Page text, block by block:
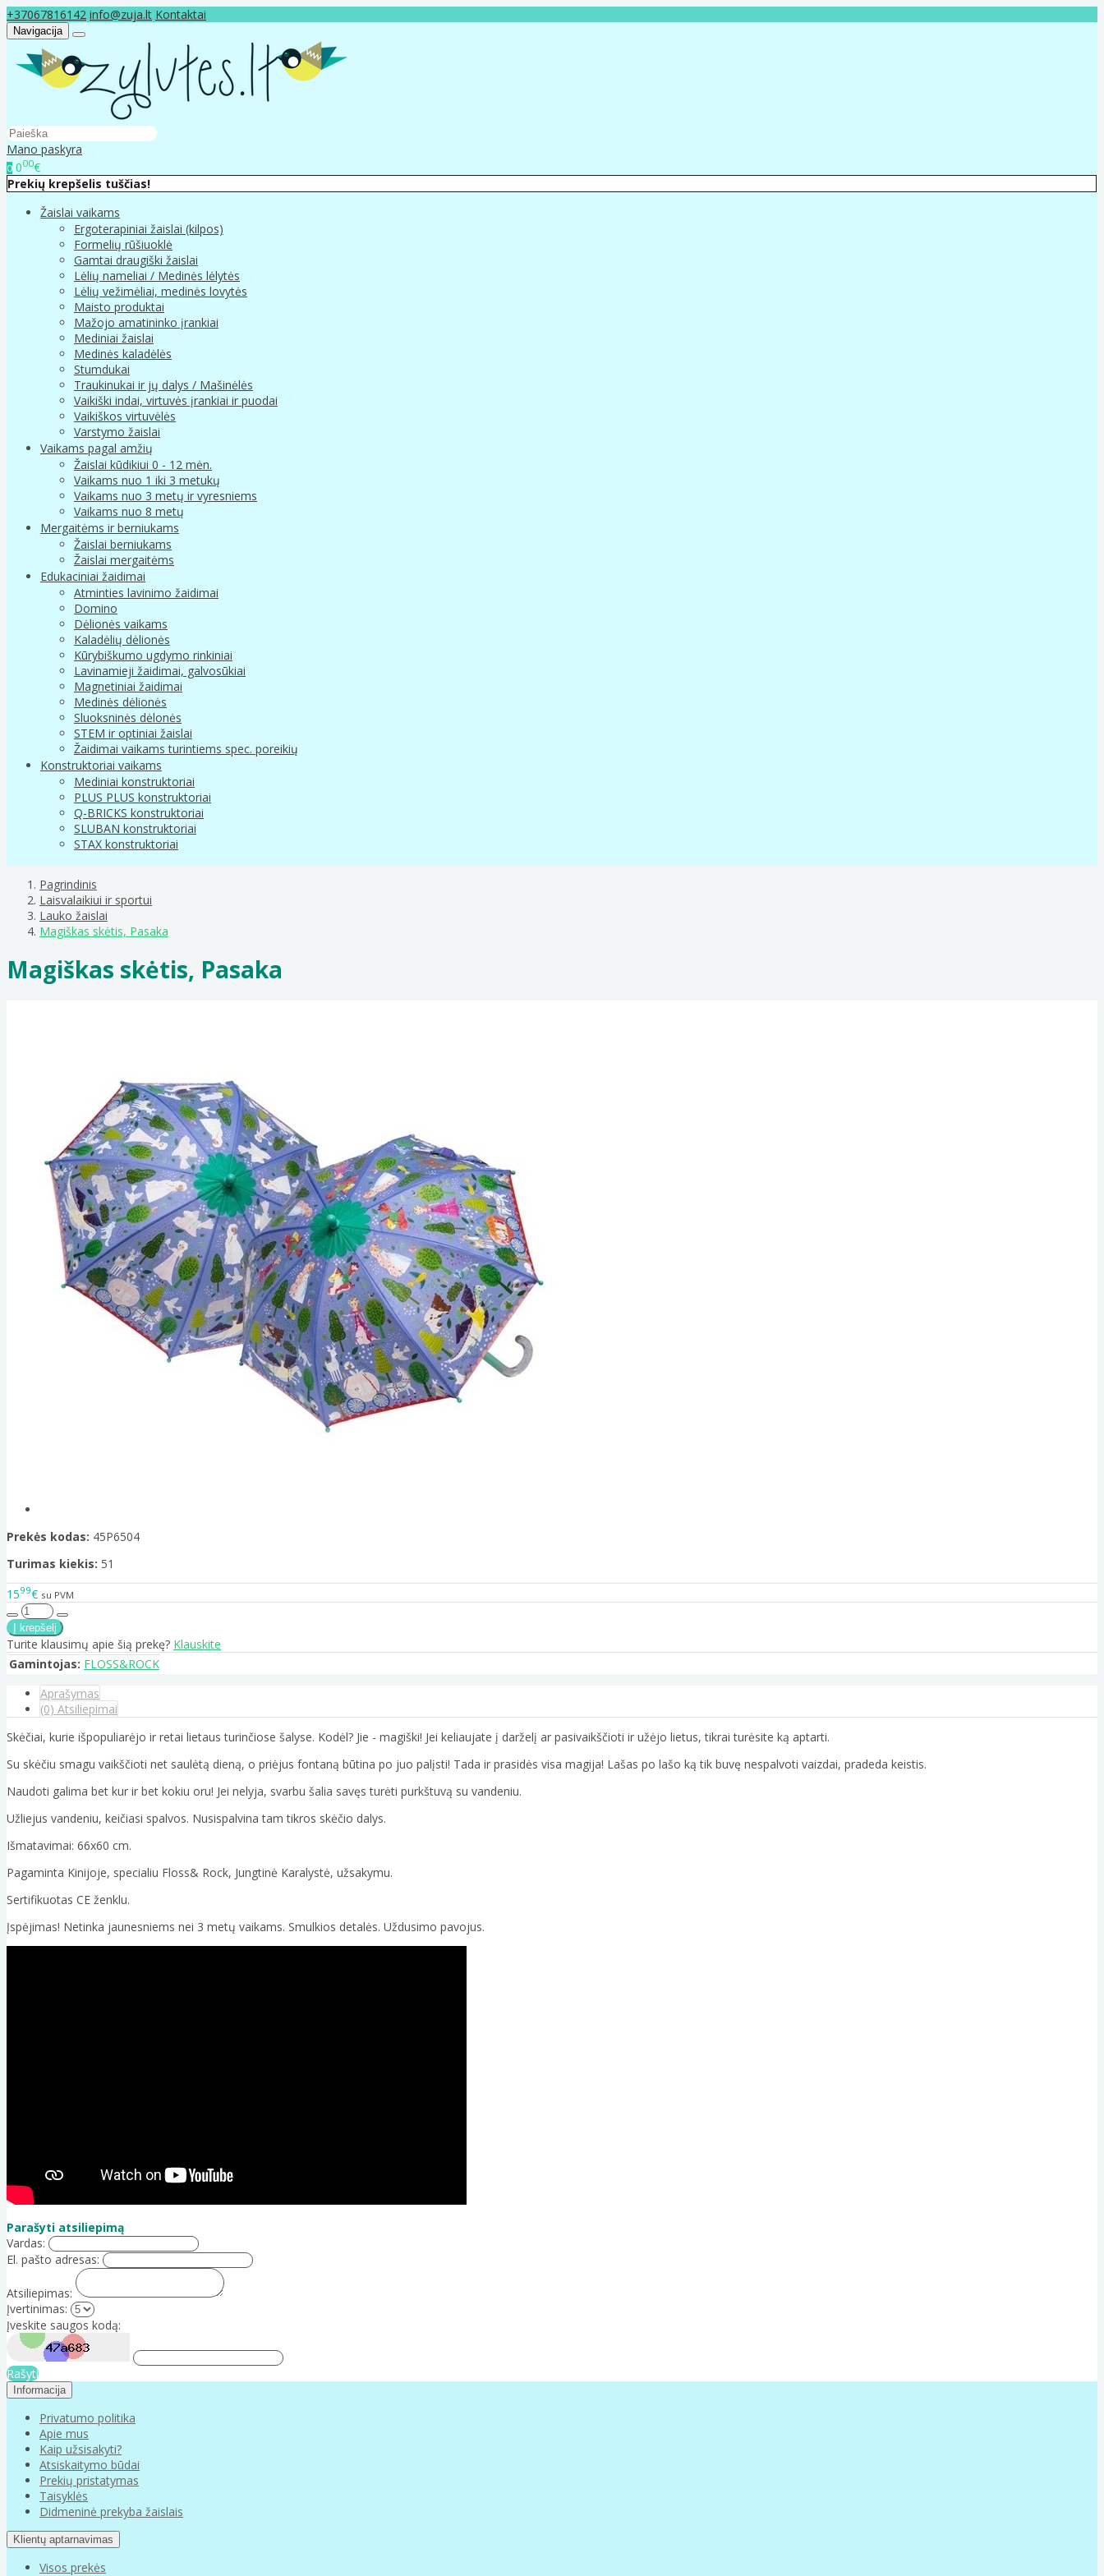
+37067816142 info@zuja.lt Kontaktai
Navigacija
Mano paskyra
0 000€
Prekių krepšelis tuščias!
Žaislai vaikams
Ergoterapiniai žaislai (kilpos)
Formelių rūšiuoklė
Gamtai draugiški žaislai
Lėlių nameliai / Medinės lėlytės
Lėlių vežimėliai, medinės lovytės
Maisto produktai
Mažojo amatininko įrankiai
Mediniai žaislai
Medinės kaladėlės
Stumdukai
Traukinukai ir jų dalys / Mašinėlės
Vaikiški indai, virtuvės įrankiai ir puodai
Vaikiškos virtuvėlės
Varstymo žaislai
Vaikams pagal amžių
Žaislai kūdikiui 0 - 12 mėn.
Vaikams nuo 1 iki 3 metukų
Vaikams nuo 3 metų ir vyresniems
Vaikams nuo 8 metų
Mergaitėms ir berniukams
Žaislai berniukams
Žaislai mergaitėms
Edukaciniai žaidimai
Atminties lavinimo žaidimai
Domino
Dėlionės vaikams
Kaladėlių dėlionės
Kūrybiškumo ugdymo rinkiniai
Lavinamieji žaidimai, galvosūkiai
Magnetiniai žaidimai
Medinės dėlionės
Sluoksninės dėlonės
STEM ir optiniai žaislai
Žaidimai vaikams turintiems spec. poreikių
Konstruktoriai vaikams
Mediniai konstruktoriai
PLUS PLUS konstruktoriai
Q-BRICKS konstruktoriai
SLUBAN konstruktoriai
STAX konstruktoriai
Pagrindinis
Laisvalaikiui ir sportui
Lauko žaislai
Magiškas skėtis, Pasaka
Magiškas skėtis, Pasaka
Prekės kodas: 45P6504
Turimas kiekis: 51
1599€ su PVM
Turite klausimų apie šią prekę? Klauskite
Gamintojas: FLOSS&ROCK
Aprašymas
(0) Atsiliepimai
Skėčiai, kurie išpopuliarėjo ir retai lietaus turinčiose šalyse. Kodėl? Jie - magiški! Jei keliaujate į darželį ar pasivaikščioti ir užėjo lietus, tikrai turėsite ką aptarti.
Su skėčiu smagu vaikščioti net saulėtą dieną, o priėjus fontaną būtina po juo palįsti! Tada ir prasidės visa magija! Lašas po lašo ką tik buvę nespalvoti vaizdai, pradeda keistis.
Naudoti galima bet kur ir bet kokiu oru! Jei nelyja, svarbu šalia savęs turėti purkštuvą su vandeniu.
Užliejus vandeniu, keičiasi spalvos. Nusispalvina tam tikros skėčio dalys.
Išmatavimai: 66x60 cm.
Pagaminta Kinijoje, specialiu Floss& Rock, Jungtinė Karalystė, užsakymu.
Sertifikuotas CE ženklu.
Įspėjimas! Netinka jaunesniems nei 3 metų vaikams. Smulkios detalės. Uždusimo pavojus.
Parašyti atsiliepimą
Vardas:
El. pašto adresas:
Atsiliepimas:
Įvertinimas:
Įveskite saugos kodą:
Rašyti
Informacija
Privatumo politika
Apie mus
Kaip užsisakyti?
Atsiskaitymo būdai
Prekių pristatymas
Taisyklės
Didmeninė prekyba žaislais
Klientų aptarnavimas
Visos prekės